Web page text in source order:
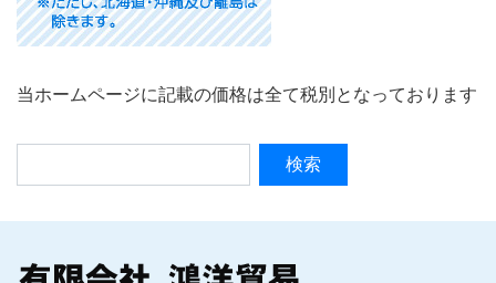
当ホームページに記載の価格は全て税別となっております